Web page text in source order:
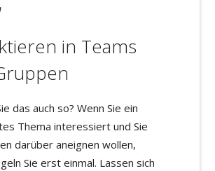
in Teams
das auch so? Wenn Sie ein
Thema interessiert und Sie
darüber aneignen wollen,
Sie erst einmal. Lassen sich